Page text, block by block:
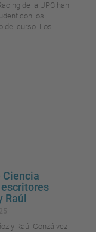
de la UPC han
con los
del curso. Los
Ciencia
y Raúl Gonzálvez